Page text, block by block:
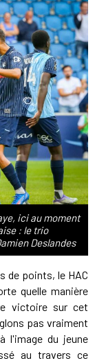
ici au moment
: le trio
Deslandes
de points, le HAC
quelle manière
victoire sur cet
pas vraiment
l'image du jeune
au travers ce